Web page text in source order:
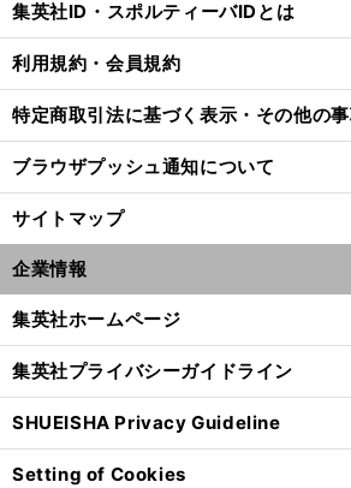
集英社ID・スポルティーバIDとは
利用規約・会員規約
特定商取引法に基づく表示・その他の
ブラウザプッシュ通知について
サイトマップ
企業情報
集英社ホームページ
集英社プライバシーガイドライン
SHUEISHA Privacy Guideline
Setting of Cookies